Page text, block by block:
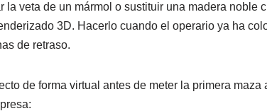
la veta de un mármol o sustituir una madera noble
3D. Hacerlo cuando el operario ya ha
de retraso.
de forma virtual antes de meter la primera maza